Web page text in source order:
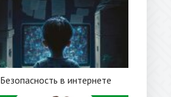
Безопасность в интернете